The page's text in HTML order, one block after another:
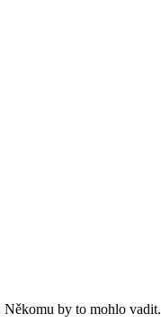
Někomu by to mohlo vadit.